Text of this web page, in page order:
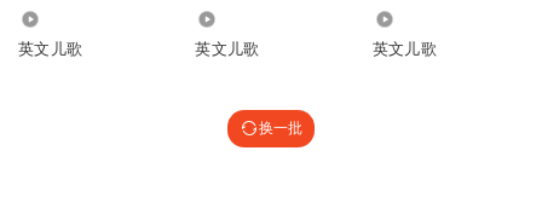
英文儿歌 英文儿歌 英文儿歌
换一批